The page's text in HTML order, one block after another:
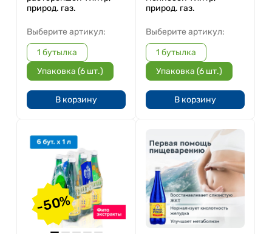
природ. газ.
Выберите артикул:
1 бутылка
Упаковка (6 шт.)
В корзину
природ. газ.
Выберите артикул:
1 бутылка
Упаковка (6 шт.)
В корзину
-50%